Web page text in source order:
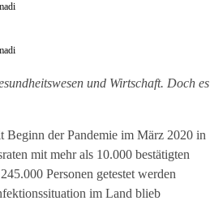
und Wirtschaft. Doch es
Beginn der Pandemie im März 2020 in
mit mehr als 10.000 bestätigten
Personen getestet werden
im Land blieb